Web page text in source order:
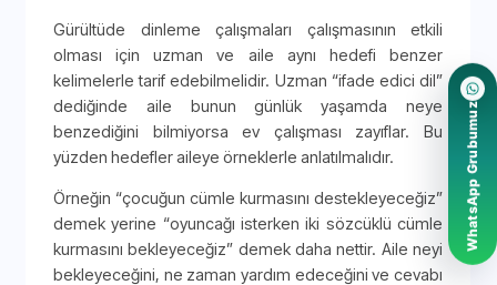
Gürültüde dinleme çalışmaları çalışmasının etkili
olması için uzman ve aile aynı hedefi benzer
kelimelerle tarif edebilmelidir. Uzman “ifade edici dil”
dediğinde aile bunun günlük yaşamda neye
benzediğini bilmiyorsa ev çalışması zayıflar. Bu
yüzden hedefler aileye örneklerle anlatılmalıdır.
Örneğin “çocuğun cümle kurmasını destekleyeceğiz”
demek yerine “oyuncağı isterken iki sözcüklü cümle
kurmasını bekleyeceğiz” demek daha nettir. Aile neyi
bekleyeceğini, ne zaman yardım edeceğini ve cevabı
WhatsApp Grubumuz